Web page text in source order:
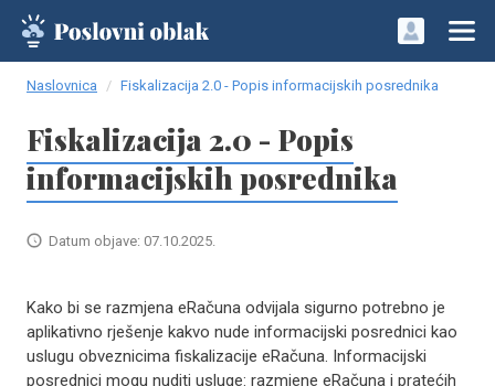
Naslovnica Fiskalizacija 2.0 - Popis informacijskih posrednika
Fiskalizacija 2.0 - Popis
informacijskih posrednika
Datum objave: 07.10.2025.
Kako bi se razmjena eRačuna odvijala sigurno potrebno je
aplikativno rješenje kakvo nude informacijski posrednici kao
uslugu obveznicima fiskalizacije eRačuna. Informacijski
posrednici mogu nuditi usluge: razmjene eRačuna i pratećih